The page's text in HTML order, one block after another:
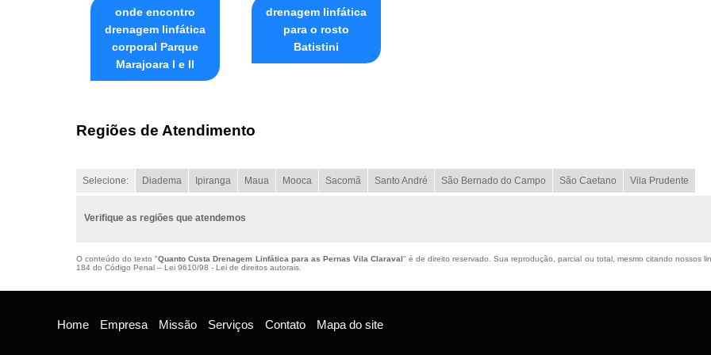
onde encontro
drenagem linfática
corporal Parque
Marajoara I e II
drenagem linfática
para o rosto
Batistini
Regiões de Atendimento
Selecione: Diadema Ipiranga Maua Mooca Sacomã Santo André São Bernado do Campo São Caetano Vila Prudente
Verifique as regiões que atendemos
O conteúdo do texto "Quanto Custa Drenagem Linfática para as Pernas Vila Claraval" é de direito reservado. Sua reprodução, parcial ou total, mesmo citando nossos
184 do Código Penal – Lei 9610/98 - Lei de direitos autorais
Home Empresa Missão Serviços Contato Mapa do site